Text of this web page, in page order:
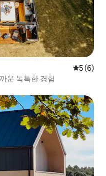
평점 5점
5 (6)
운 독특한 경험